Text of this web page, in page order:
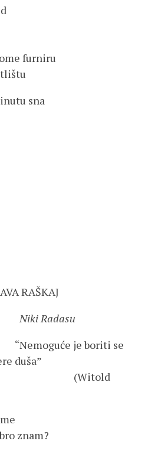
furniru
sna
RAŠKAJ
“Nemoguće je boriti se
duša”
(Witold
znam?